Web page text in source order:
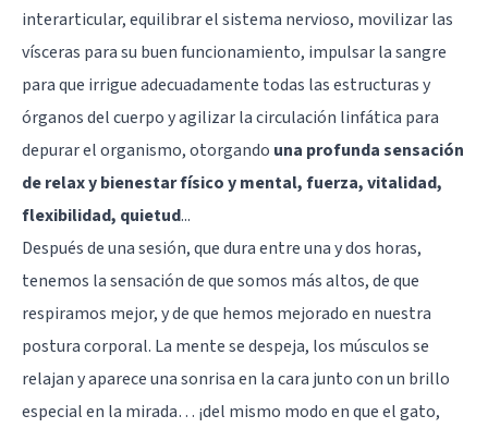
interarticular, equilibrar el sistema nervioso, movilizar las
vísceras para su buen funcionamiento, impulsar la sangre
para que irrigue adecuadamente todas las estructuras y
órganos del cuerpo y agilizar la circulación linfática para
depurar el organismo, otorgando una profunda sensación
de relax y bienestar físico y mental, fuerza, vitalidad,
flexibilidad, quietud...
Después de una sesión, que dura entre una y dos horas,
tenemos la sensación de que somos más altos, de que
respiramos mejor, y de que hemos mejorado en nuestra
postura corporal. La mente se despeja, los músculos se
relajan y aparece una sonrisa en la cara junto con un brillo
especial en la mirada… ¡del mismo modo en que el gato,